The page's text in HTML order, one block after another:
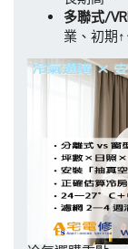
多聯式/
業、初期